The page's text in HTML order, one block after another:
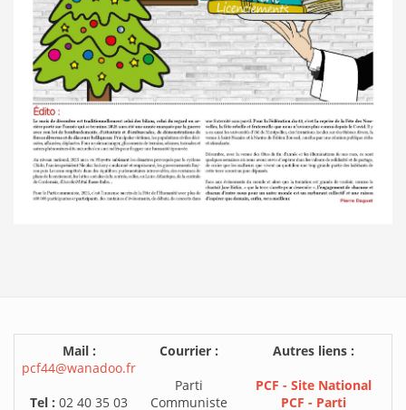
Mail :
pcf44@wanadoo.fr
Tel : 02 40 35 03
Courrier :
Parti
Communiste
Autres liens :
PCF - Site National
PCF - Parti